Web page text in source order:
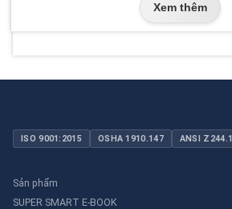
Xem thêm
ISO 9001:2015 OSHA 1910.147 ANSI Z244.1
Sản phẩm
SUPER SMART E-BOOK